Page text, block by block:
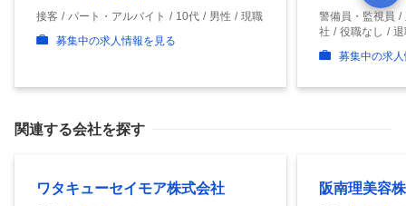
接客
パート・アルバイト 10代 男性
現職
募集中の求人情報を見る
警備員・監視員
社
役職なし
募集中の求
関連する会社を探す
ワタキューセイモア株式会社 阪南理美容